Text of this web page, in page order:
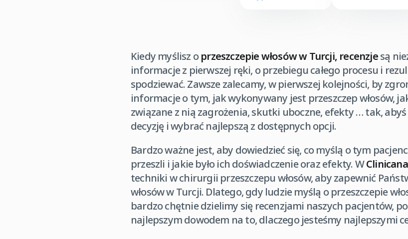
Kiedy myślisz oprzeszczepie włosów w Turcji, recenzjesą
informacje z pierwszej ręki, o przebiegu całego procesu i
spodziewać. Zawsze zalecamy, w pierwszej kolejności, by
informacje o tym, jak wykonywany jest przeszczep włosów,
związane z nią zagrożenia, skutki uboczne, efekty … tak, abyś
decyzję i wybrać najlepszą z dostępnych opcji.
Bardzo ważne jest, aby dowiedzieć się, co myślą o tym
przeszli i jakie było ich doświadczenie oraz efekty. WClinicana
techniki w chirurgii przeszczepu włosów, aby zapewnić
włosów w Turcji. Dlatego, gdy ludzie myślą o przeszczepie
bardzo chętnie dzielimy się recenzjami naszych pacjentów,
najlepszym dowodem na to, dlaczego jesteśmy najlepszymi